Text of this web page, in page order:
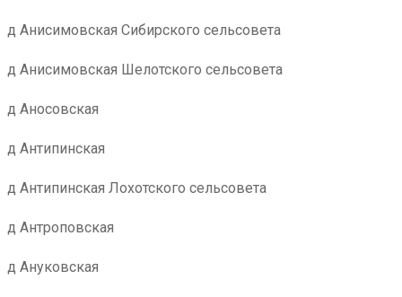
д Анисимовская Сибирского сельсовета
д Анисимовская Шелотского сельсовета
д Аносовская
д Антипинская
д Антипинская Лохотского сельсовета
д Антроповская
д Ануковская